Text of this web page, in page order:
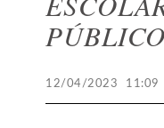
12/04/2023 11:09